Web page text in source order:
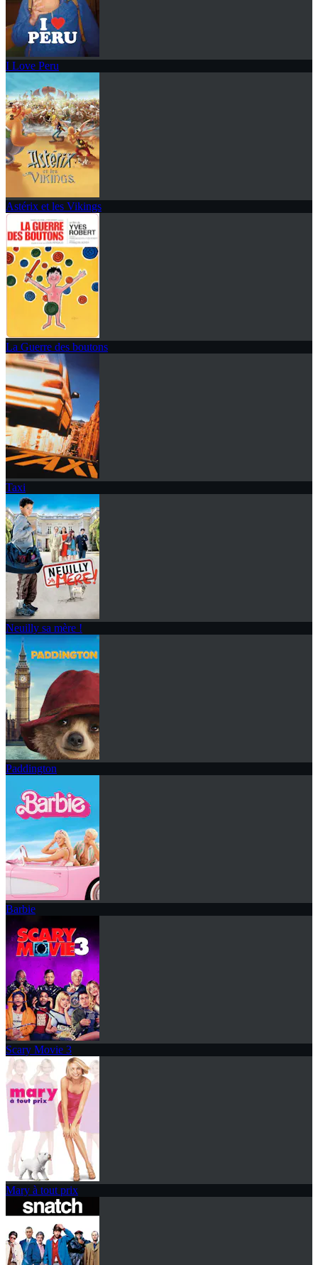
I Love Peru
Astérix et les Vikings
La Guerre des boutons
Taxi
Neuilly sa mère !
Paddington
Barbie
Scary Movie 3
Mary à tout prix